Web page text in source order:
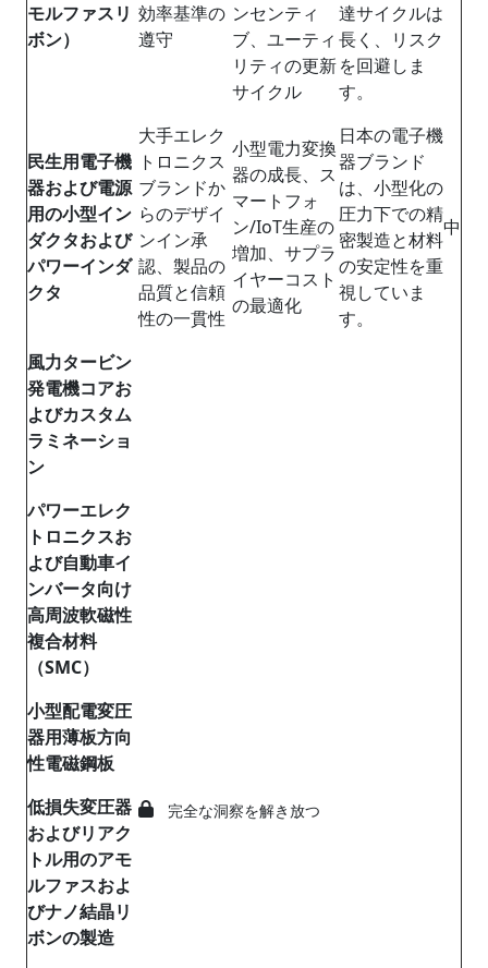
モルファスリ
ボン）
効率基準の
遵守
ンセンティ
ブ、ユーティ
リティの更新
サイクル
達サイクルは
長く、リスク
を回避しま
す。
民生用電子機
器および電源
用の小型イン
ダクタおよび
パワーインダ
クタ
大手エレク
トロニクス
ブランドか
らのデザイ
ンイン承
認、製品の
品質と信頼
性の一貫性
小型電力変換
器の成長、ス
マートフォ
ン/IoT生産の
増加、サプラ
イヤーコスト
の最適化
日本の電子機
器ブランド
は、小型化の
圧力下での精
密製造と材料
の安定性を重
視していま
す。
中
風力タービン
発電機コアお
よびカスタム
ラミネーショ
ン
完全な洞察を解き放つ
パワーエレク
トロニクスお
よび自動車イ
ンバータ向け
高周波軟磁性
複合材料
（SMC）
小型配電変圧
器用薄板方向
性電磁鋼板
低損失変圧器
およびリアク
トル用のアモ
ルファスおよ
びナノ結晶リ
ボンの製造